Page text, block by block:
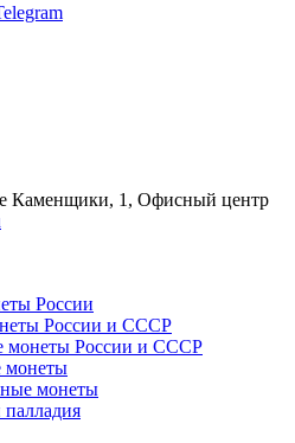
Каменщики, 1, Офисный центр
России
России и СССР
монеты России и СССР
монеты
монеты